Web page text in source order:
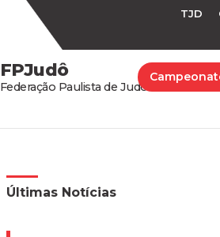
TJD
FPJudô
Federação Paulista de Judô
Últimas Notícias